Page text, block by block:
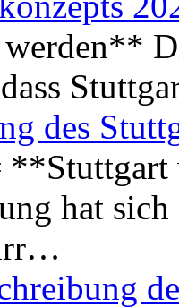
werden**
des
**Stuttgart
hat